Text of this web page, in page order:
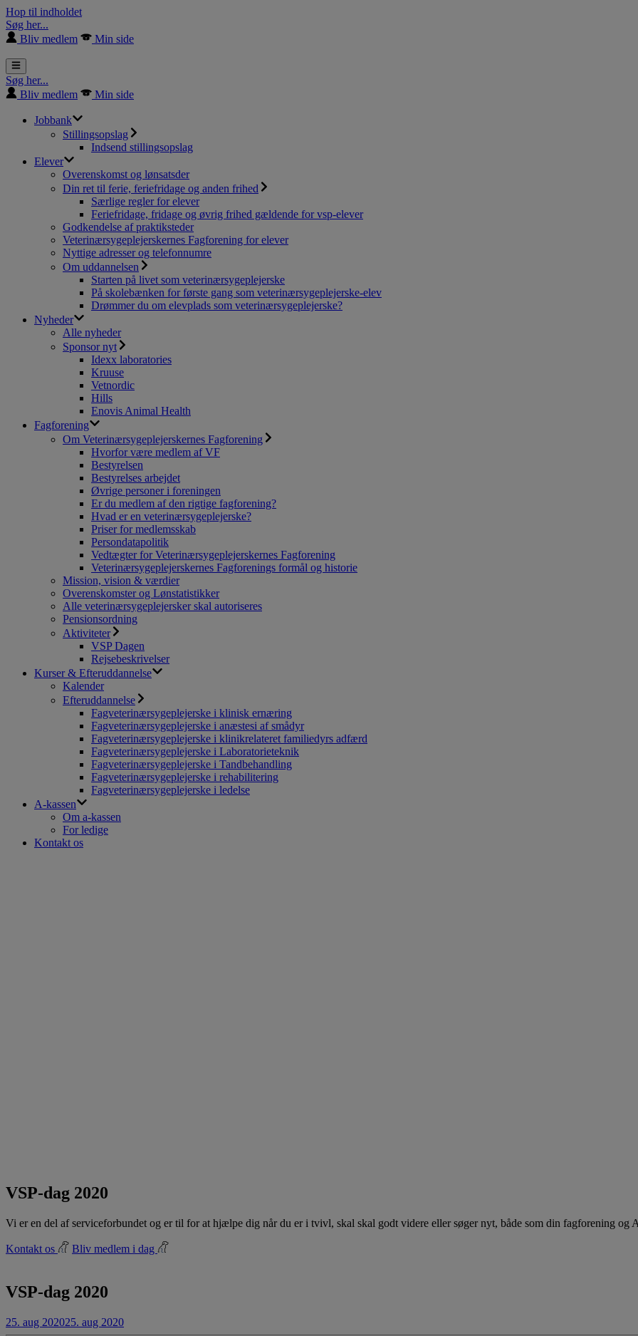
Hop til indholdet
Søg her...
Bliv medlem
Min side
Søg her...
Bliv medlem
Min side
Jobbank
Stillingsopslag
Indsend stillingsopslag
Elever
Overenskomst og lønsatsder
Din ret til ferie, feriefridage og anden frihed
Særlige regler for elever
Feriefridage, fridage og øvrig frihed gældende for vsp-elever
Godkendelse af praktiksteder
Veterinærsygeplejerskernes Fagforening for elever
Nyttige adresser og telefonnumre
Om uddannelsen
Starten på livet som veterinærsygeplejerske
På skolebænken for første gang som veterinærsygeplejerske-elev
Drømmer du om elevplads som veterinærsygeplejerske?
Nyheder
Alle nyheder
Sponsor nyt
Idexx laboratories
Kruuse
Vetnordic
Hills
Enovis Animal Health
Fagforening
Om Veterinærsygeplejerskernes Fagforening
Hvorfor være medlem af VF
Bestyrelsen
Bestyrelses arbejdet
Øvrige personer i foreningen
Er du medlem af den rigtige fagforening?
Hvad er en veterinærsygeplejerske?
Priser for medlemsskab
Persondatapolitik
Vedtægter for Veterinærsygeplejerskernes Fagforening
Veterinærsygeplejerskernes Fagforenings formål og historie
Mission, vision & værdier
Overenskomster og Lønstatistikker
Alle veterinærsygeplejersker skal autoriseres
Pensionsordning
Aktiviteter
VSP Dagen
Rejsebeskrivelser
Kurser & Efteruddannelse
Kalender
Efteruddannelse
Fagveterinærsygeplejerske i klinisk ernæring
Fagveterinærsygeplejerske i anæstesi af smådyr
Fagveterinærsygeplejerske i klinikrelateret familiedyrs adfærd
Fagveterinærsygeplejerske i Laboratorieteknik
Fagveterinærsygeplejerske i Tandbehandling
Fagveterinærsygeplejerske i rehabilitering
Fagveterinærsygeplejerske i ledelse
A-kassen
Om a-kassen
For ledige
Kontakt os
VSP-dag 2020
Vi er en del af serviceforbundet og er til for at hjælpe dig når du er i tvivl, skal skal godt videre eller søger nyt, både som din fagforening og
Kontakt os Bliv medlem i dag
VSP-dag 2020
25. aug 202025. aug 2020